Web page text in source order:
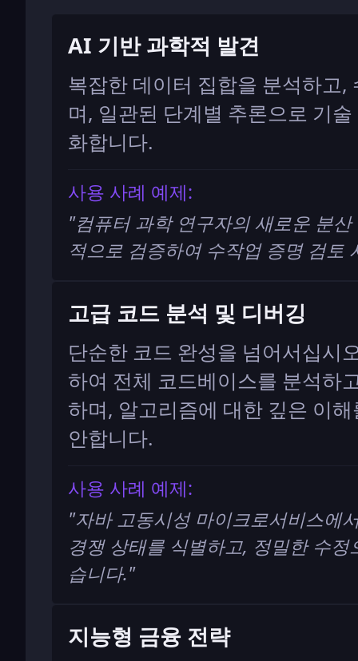
AI 기반 과학적 발견
복잡한 데이터 집합을 분석하고
며, 일관된 단계별 추론으로 기
화합니다.
사용 사례 예제:
"컴퓨터 과학 연구자의 새로운 분
적으로 검증하여 수작업 증명 검토
고급 코드 분석 및 디버깅
단순한 코드 완성을 넘어서십시
하여 전체 코드베이스를 분석하
하며, 알고리즘에 대한 깊은 이
안합니다.
사용 사례 예제:
"자바 고동시성 마이크로서비스에
경쟁 상태를 식별하고, 정밀한 수
습니다."
지능형 금융 전략